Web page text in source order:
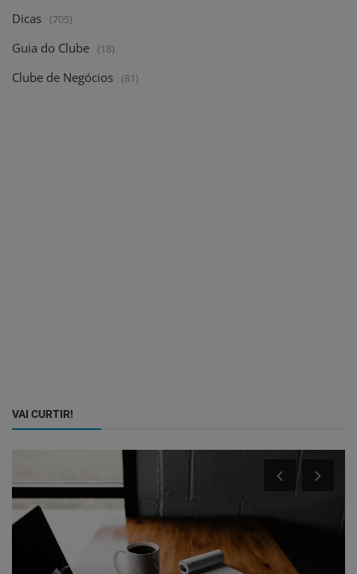
Dicas (705)
Guia do Clube (18)
Clube de Negócios (81)
VAI CURTIR!